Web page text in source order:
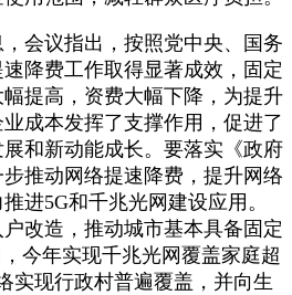
议指出，按照党中央、国务
降费工作取得显著成效，固定
提高，资费大幅下降，为提升
成本发挥了支撑作用，促进了
和新动能成长。要落实《政府
推动网络提速降费，提升网络
进5G和千兆光网建设应用。
改造，推动城市基本具备固定
今年实现千兆光网覆盖家庭超
实现行政村普遍覆盖，并向生